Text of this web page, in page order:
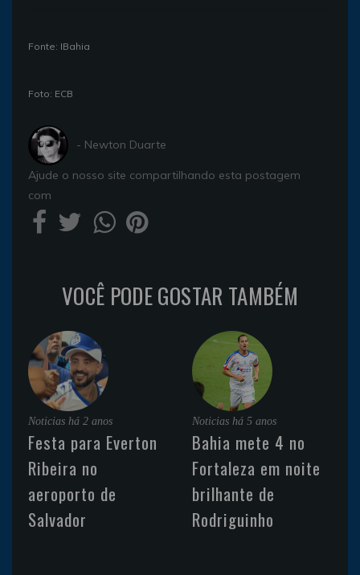
Fonte: IBahia
Foto: ECB
- Newton Duarte
Ajude o nosso site compartilhando esta postagem
com
VOCÊ PODE GOSTAR TAMBÉM
Noticias há 2 anos
Festa para Everton
Ribeira no
aeroporto de
Salvador
Noticias há 5 anos
Bahia mete 4 no
Fortaleza em noite
brilhante de
Rodriguinho